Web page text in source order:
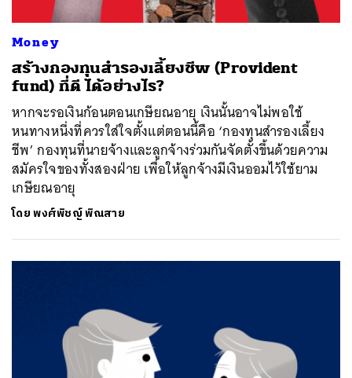
Money
สร้างกองทุนสำรองเลี้ยงชีพ (Provident
fund) ที่ดี ได้อย่างไร?
หากจะรอเงินก้อนตอนเกษียณอายุ เงินนั้นอาจไม่พอใช้
หนทางหนึ่งที่ควรใส่ใจตั้งแต่ตอนนี้คือ ‘กองทุนสำรองเลี้ยง
ชีพ’ กองทุนที่นายจ้างและลูกจ้างร่วมกันจัดตั้งขึ้นด้วยความ
สมัครใจของทั้งสองฝ่าย เพื่อให้ลูกจ้างมีเงินออมไว้ใช้ยาม
เกษียณอายุ
โดยพงศ์พิชญ์ พิณสาย